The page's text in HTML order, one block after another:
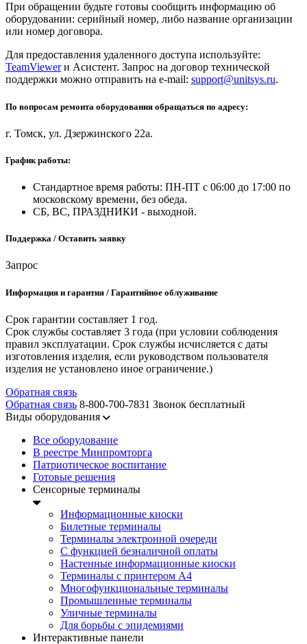
При обращении будьте готовы сообщить информацию об
оборудовании: серийный номер, либо название организации
или номер договора.
Для предоставления удаленного доступа используйте:
TeamViewerи Асистент. Запрос на договор технической
поддержки можно отправить на e-mail: support@unitsys.ru.
По вопросам ремонта оборудования обращаться по адресу:
г. Томск, ул. Дзержинского 22а.
График работы:
Стандартное время работы: ПН-ПТ с 06:00 до 17:00 по
московскому времени, без обеда.
СБ, ВС, ПРАЗДНИКИ - выходной.
Поддержка / Оставить заявку
Запрос
Информация и гарантия / Гарантийное облуживание
Срок гарантии составляет 1 год.
Срок службы составляет 3 года (при условии соблюдения
правил эксплуатации. Срок службы исчисляется с даты
изготовления изделия, если руководством пользователя
изделия не установлено иное ограничение.)
Обратная связь
Обратная связь 8-800-700-7831 Звонок бесплатный
Виды оборудования
Все оборудование
В реестре Минпромторга
Патриотическое воспитание
Готовые решения
Сенсорные терминалы
Информационные киоски
Билетные терминалы
Терминалы электронной очереди
C функцией безналичной оплаты
Настенные информационные киоски
Терминалы с принтером А4
Многофункциональные терминалы
Промышленные терминалы
Уличные терминалы
Для борьбы с эпидемиями
Интерактивные панели